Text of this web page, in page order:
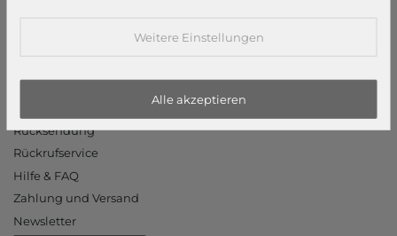
Informationen
Rücksendung
Rückrufservice
Hilfe & FAQ
Zahlung und Versand
Newsletter
Weitere Einstellungen
Alle akzeptieren